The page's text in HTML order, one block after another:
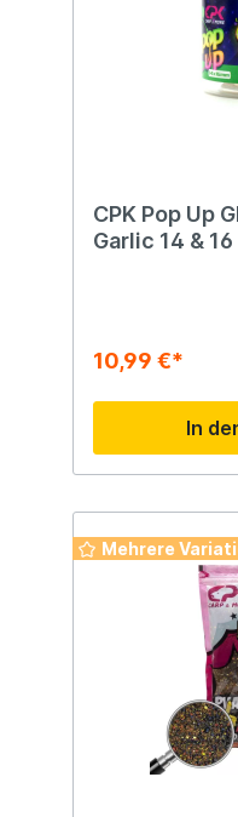
CPK Pop Up
Garlic 14 &
10,99 €*
In
Mehrere